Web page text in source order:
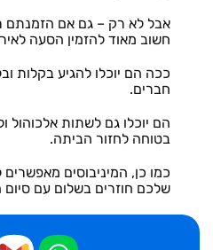
אבל לא רק – גם אם הזמנתם
חשוב מאוד להזמין הסעה
ככה הם יוכלו להגיע בקלות
חברים.
הם יוכלו גם לשתות
בטוחה לחזור הביתה.
כמו כן, המיניבוסים
שלכם חוזרים בשלום עם סיום